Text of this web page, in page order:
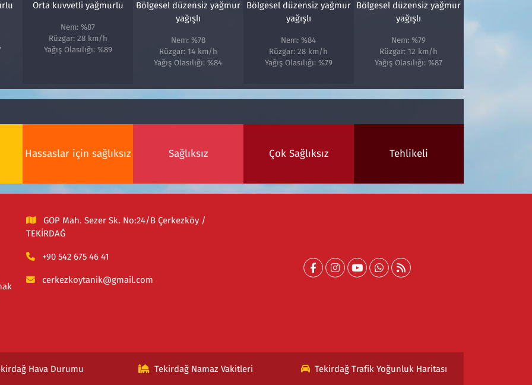
Orta kuvvetli yağmurlu
Nem: %87
Rüzgar: 28 km/h
Yağış Olasılığı: %89
Bölgesel düzensiz yağmur
yağışlı
Nem: %78
Rüzgar: 14 km/h
Yağış Olasılığı: %84
Bölgesel düzensiz yağmur
yağışlı
Nem: %84
Rüzgar: 28 km/h
Yağış Olasılığı: %79
Bölgesel düzensiz yağmur
yağışlı
Nem: %79
Rüzgar: 12 km/h
Yağış Olasılığı: %87
Hassaslar için sağlıksız Sağlıksız Çok Sağlıksız Tehlikeli
GOP Mah. Sezer Sk. No:24/B Çerkezköy /
TEKİRDAĞ
+90 542 675 46 41
cerkezkoytanik@gmail.com
Hava Durumu Tekirdağ Namaz Vakitleri Tekirdağ Trafik Yoğunluk Haritası